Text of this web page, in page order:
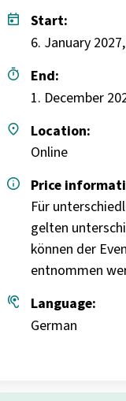
today
Start:
6. January
timer
End:
1. December
place
Location:
Online
info
Price
Für
gelten
können der
entnommen
hearing
Language:
German